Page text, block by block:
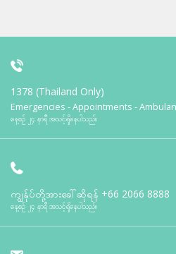
1378 (Thailand Only)
Emergencies - Appointments -
နေ့စဉ် ၂၄ နာရီ အသင့်ရှိနေပါသည်။
ကျွန်ုပ်တို့အားခေါ်ဆိုရန် +66 2066 8888
နေ့စဉ် ၂၄ နာရီ အသင့်ရှိနေပါသည်။